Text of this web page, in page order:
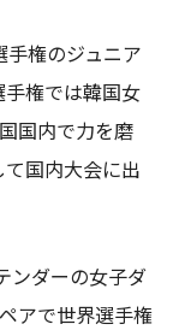
手権のジュニア
権では韓国女
国内で力を磨
国内大会に出
ンダーの女子ダ
アで世界選手権